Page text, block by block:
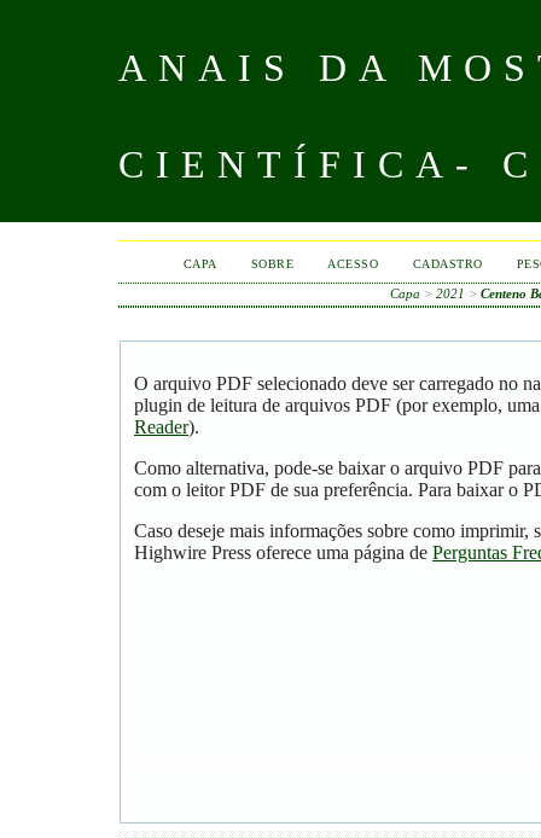
ANAIS DA
CIENTÍFICA-
CAPA SOBRE ACESSO CADASTRO
Capa > 2021 > Centeno
O arquivo PDF selecionado deve ser carregado no
plugin de leitura de arquivos PDF (por exemplo,
Reader).
Como alternativa, pode-se baixar o arquivo PDF
com o leitor PDF de sua preferência. Para baixar o
Caso deseje mais informações sobre como imprimir,
Highwire Press oferece uma página de Perguntas